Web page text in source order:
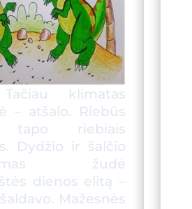
Tačiau klimatas
– atšalo. Riebūs
tapo riebiais
Dydžio ir šalčio
žudė
dienos elitą–
Mažesnės